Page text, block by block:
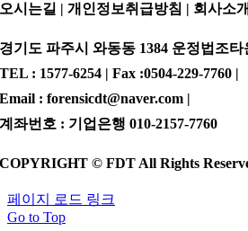
오시는길 | 개인정보취급방침 | 회사소
경기도 파주시 와동동 1384 운정법조타
TEL : 1577-6254 | Fax :0504-229-7760 |
Email : forensicdt@naver.com |
계좌번호 : 기업은행 010-2157-7760
COPYRIGHT © FDT All Rights
페이지 로드 링크
Go to Top